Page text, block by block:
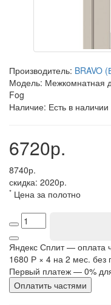
Производитель: BRAVO
Модель: Межкомнатная
Fog
Наличие: Есть в наличии
6720р.
8740р.
скидка: 2020р.
* Цена за полотно
Яндекс Сплит — оплата
1680 Р × 4 на 2 мес. без
Первый платеж — 0%
Оплатить частями